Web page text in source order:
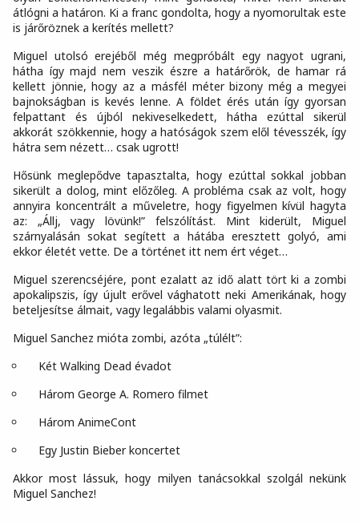
átlógni a határon. Ki a franc gondolta, hogy a nyomorultak este
is járőröznek a kerítés mellett?
Miguel utolsó erejéből még megpróbált egy nagyot ugrani,
hátha így majd nem veszik észre a határőrök, de hamar rá
kellett jönnie, hogy az a másfél méter bizony még a megyei
bajnokságban is kevés lenne. A földet érés után így gyorsan
felpattant és újból nekiveselkedett, hátha ezúttal sikerül
akkorát szökkennie, hogy a hatóságok szem elől tévesszék, így
hátra sem nézett… csak ugrott!
Hősünk meglepődve tapasztalta, hogy ezúttal sokkal jobban
sikerült a dolog, mint előzőleg. A probléma csak az volt, hogy
annyira koncentrált a műveletre, hogy figyelmen kívül hagyta
az: „Állj, vagy lövünk!” felszólítást. Mint kiderült, Miguel
szárnyalásán sokat segített a hátába eresztett golyó, ami
ekkor életét vette. De a történet itt nem ért véget…
Miguel szerencséjére, pont ezalatt az idő alatt tört ki a zombi
apokalipszis, így újult erővel vághatott neki Amerikának, hogy
beteljesítse álmait, vagy legalábbis valami olyasmit.
Miguel Sanchez mióta zombi, azóta „túlélt”:
Két Walking Dead évadot
Három George A. Romero filmet
Három AnimeCont
Egy Justin Bieber koncertet
Akkor most lássuk, hogy milyen tanácsokkal szolgál nekünk
Miguel Sanchez!